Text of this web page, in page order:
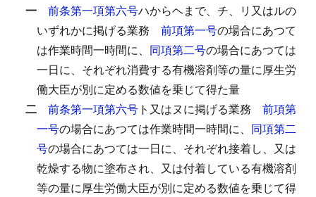
一
前条第一項第六号ハからヘまで、チ、リ又はルの
いずれかに掲げる業務
前項第一号の場合にあつて
は作業時間一時間に、 同項第二号の場合にあつては
一日に、それぞれ消費する有機溶剤等の量に厚生労
働大臣が別に定める数値を乗じて得た量
二
前条第一項第六号 ト又はヌに掲げる業務
前項第
一号の場合にあつては作業時間一時間に、 同項第二
号の場合にあつては一日に、それぞれ接着し、又は
乾燥する物に塗布され、又は付着している有機溶剤
等の量に厚生労働大臣が別に定める数値を乗じて得